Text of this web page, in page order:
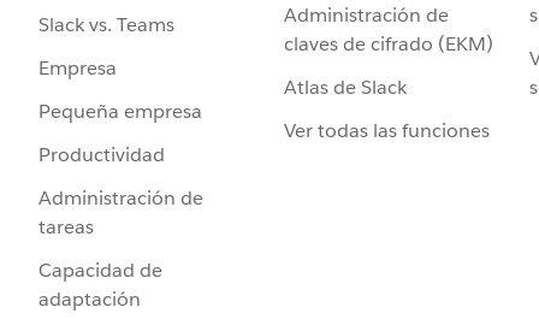
Slack vs. Teams
Empresa
Pequeña empresa
Productividad
Administración de
tareas
Capacidad de
adaptación
Administración de
claves de cifrado (EKM)
Atlas de Slack
Ver todas las funciones